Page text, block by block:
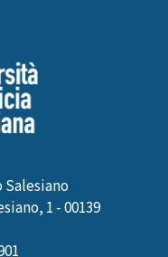
1 - 00139